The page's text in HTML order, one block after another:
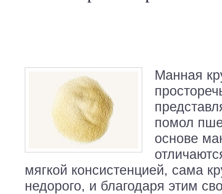
Манная
помол
основе
мягкой консистенцией, сама
недорого, и благодаря этим